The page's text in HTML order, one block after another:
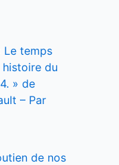
Le temps
histoire du
» de
– Par
de nos